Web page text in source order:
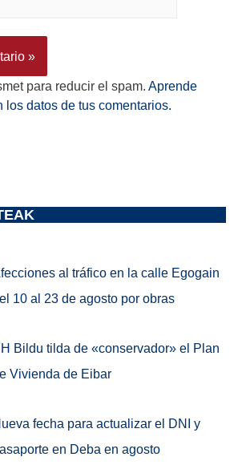
para reducir el spam. Aprende
los datos de tus comentarios.
al tráfico en la calle Egogain
10 al 23 de agosto por obras
Bildu tilda de «conservador» el Plan
Vivienda de Eibar
fecha para actualizar el DNI y
en Deba en agosto